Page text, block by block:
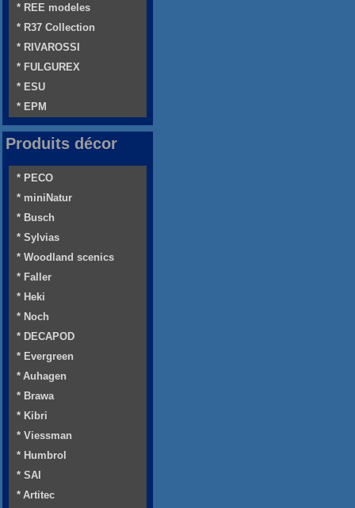
* REE modeles
* R37 Collection
* RIVAROSSI
* FULGUREX
* ESU
* EPM
Produits décor
* PECO
* miniNatur
* Busch
* Sylvias
* Woodland scenics
* Faller
* Heki
* Noch
* DECAPOD
* Evergreen
* Auhagen
* Brawa
* Kibri
* Viessman
* Humbrol
* SAI
* Artitec